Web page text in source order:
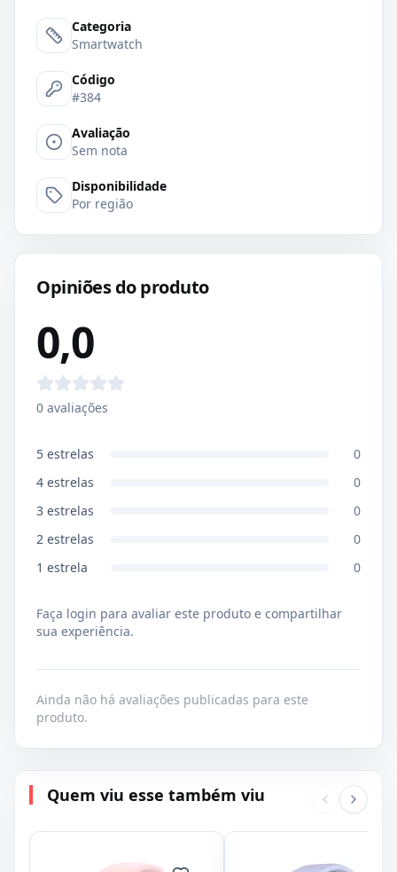
Categoria
Smartwatch
Código
#384
Avaliação
Sem nota
Disponibilidade
Por região
Opiniões do produto
0,0
0 avaliações
5 estrelas
0
4 estrelas
0
3 estrelas
0
2 estrelas
0
1 estrela 0
Faça login para avaliar este produto e compartilhar
sua experiência.
Ainda não há avaliações publicadas para este
produto.
Quem viu esse também viu